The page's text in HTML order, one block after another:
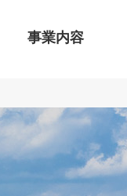
事業内容